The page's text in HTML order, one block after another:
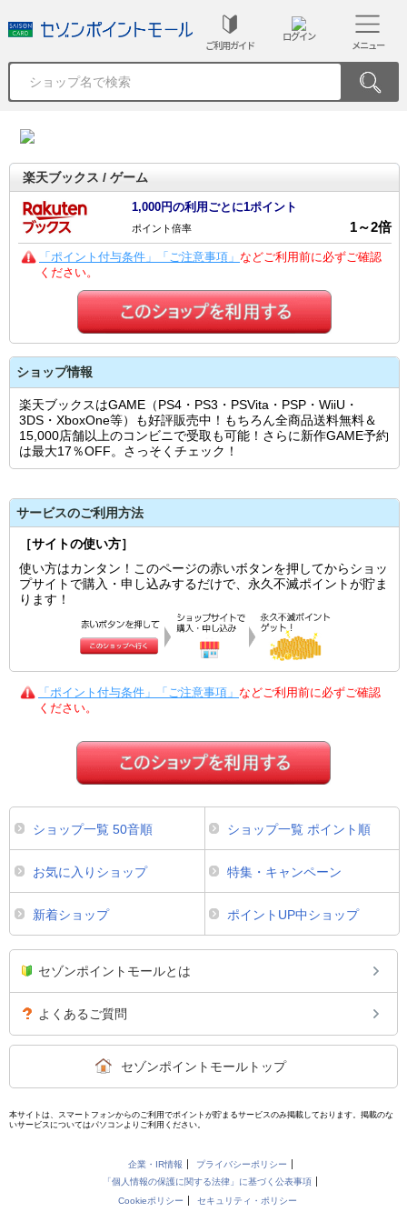
ご利用ガイド
ログイン
メニュー
楽天ブックス / ゲーム
1,000円の利用ごとに1ポイント
ポイント倍率 1～2倍
「ポイント付与条件」「ご注意事項」 などご利用前に必ずご確認
ください。
ショップ情報
楽天ブックスはGAME（PS4・PS3・PSVita・PSP・WiiU・
3DS・XboxOne等）も好評販売中！もちろん全商品送料無料＆
15,000店舗以上のコンビニで受取も可能！さらに新作GAME予約
は最大17％OFF。さっそくチェック！
サービスのご利用方法
［サイトの使い方］
使い方はカンタン！このページの赤いボタンを押してからショッ
プサイトで購入・申し込みするだけで、永久不滅ポイントが貯ま
ります！
「ポイント付与条件」「ご注意事項」 などご利用前に必ずご確認
ください。
ショップ一覧 50音順 ショップ一覧 ポイント順
お気に入りショップ 特集・キャンペーン
新着ショップ ポイントUP中ショップ
セゾンポイントモールとは
よくあるご質問
セゾンポイントモールトップ
本サイトは、スマートフォンからのご利用でポイントが貯まるサービスのみ掲載しております。掲載のな
いサービスについてはパソコンよりご利用ください。
企業・IR情報
プライバシーポリシー
「個人情報の保護に関する法律」に基づく公表事項
Cookieポリシー
セキュリティ・ポリシー